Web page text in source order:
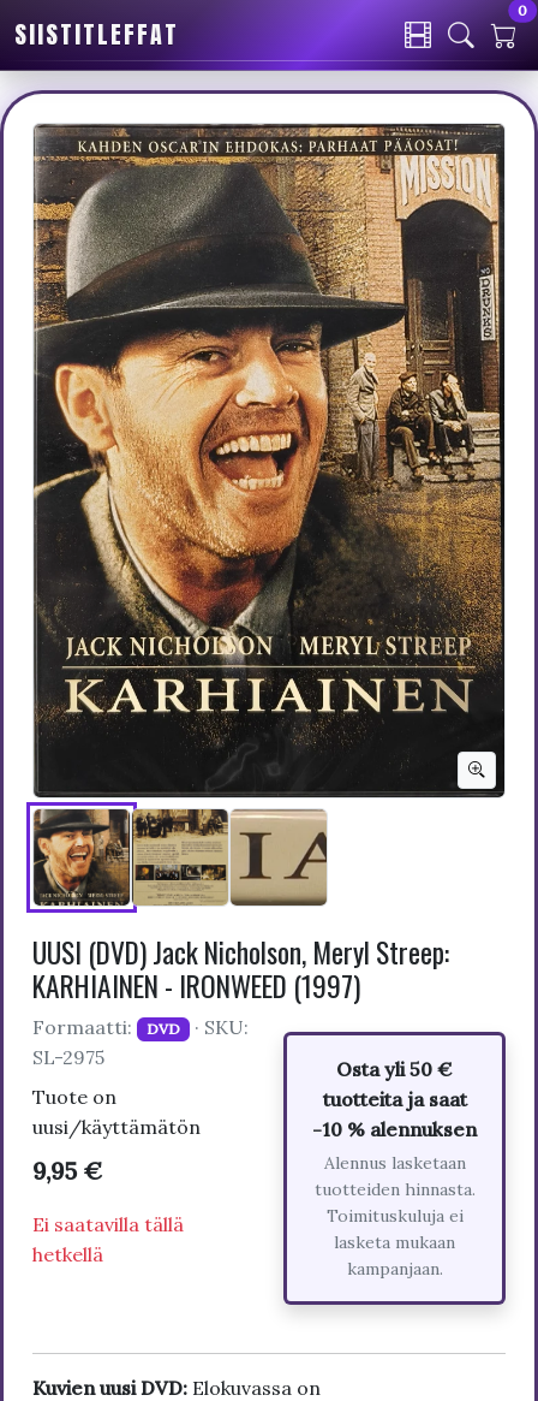
SIISTITLEFFAT
0
UUSI (DVD) Jack Nicholson, Meryl Streep:
KARHIAINEN - IRONWEED (1997)
Formaatti: DVD · SKU:
SL-2975
Tuote on
uusi/käyttämätön
9,95 €
Ei saatavilla tällä
hetkellä
Osta yli 50 €
tuotteita ja saat
-10 % alennuksen
Alennus lasketaan
tuotteiden hinnasta.
Toimituskuluja ei
lasketa mukaan
kampanjaan.
Kuvien uusi DVD: Elokuvassa on